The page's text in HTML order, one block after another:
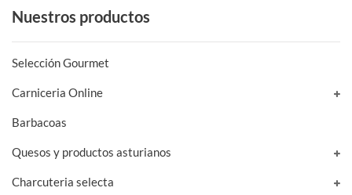
Nuestros productos
Selección Gourmet
Carniceria Online
Barbacoas
Quesos y productos asturianos
Charcuteria selecta